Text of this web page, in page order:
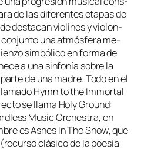
de las di­fe­ren­tes eta­pas de
des­ta­can vio­li­nes y vio­lon­
una at­mós­fe­ra me­
sim­bó­li­co en for­ma de
a una sin­fo­nía so­bre la
de una ma­dre. Todo en el
Hymn to the Immortal
se lla­ma Holy Ground:
Music Orchestra, en
esAshes In The Snow, que
clá­si­co de la poe­sía